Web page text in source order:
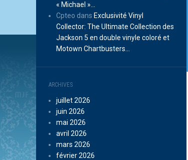
« Michael »…
Cpteo dans Exclusivité Vinyl
Collector: The Ultimate Collection des
Jackson 5 en double vinyle coloré et
Motown Chartbusters…
ARCHIVES
juillet 2026
juin 2026
mai 2026
avril 2026
mars 2026
février 2026